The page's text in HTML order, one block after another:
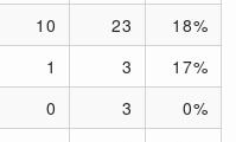
10 23
18%
1 3
17%
0 3
0%